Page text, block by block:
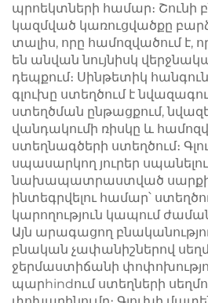
պրոեկտների համար։ Շունի
կազմված կառուցվածքը
տալիս, որը համոզվածում է,
են անվան նույնիսկ
դեպքում։ Սինթետիկ
գլուխը ստեղծում է
ստեղծման ընթացքում,
վանդակումի ռիսկը և
ստեղնագծերի ստեղծում։
սպասարկող յուրեր
նախապատրաստված սարքի
ինտեգրվելու համար՝
կարողություն կապում
Այն արագացող
բնական չափանիշներով
ջերմաստիճանի
պարhindում ստեղների